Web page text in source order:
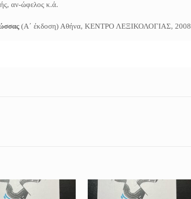
αν-ώφελος κ.ά.
(Α΄ έκδοση) Αθήνα, ΚΕΝΤΡΟ ΛΕΞΙΚΟΛΟΓΙΑΣ, 2008